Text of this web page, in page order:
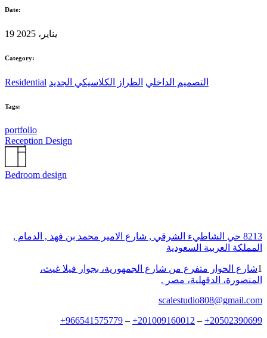
Date:
19 يناير، 2025
Category:
Residential التصميم الداخلي الطراز الكلاسيكي الجديد
Tags:
portfolio
Reception Design
Bedroom design
8213 حي الشاطيء الشرقي , شارع الامير محمد بن فهد , الدمام ,
المملكة العربية السعودية
1شارع الحوار متفرع من شارع الجمهورية، بجوار فيلا غيث،
المنصورة، الدقهلية، مصر .
scalestudio808@gmail.com
20502390699
+
–
201009160012
+
–
966541575779
+